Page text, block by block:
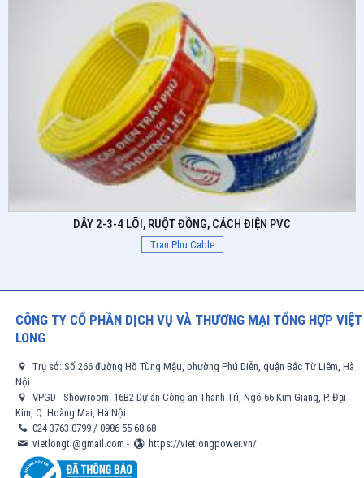
DÂY 2-3-4 LÕI, RUỘT ĐỒNG, CÁCH ĐIỆN PVC
Tran Phu Cable
CÔNG TY CỔ PHẦN DỊCH VỤ VÀ THƯƠNG MẠI TỔNG HỢP VIỆT
LONG
Trụ sở: Số 266 đường Hồ Tùng Mậu, phường Phú Diễn, quận Bắc Từ Liêm, Hà
Nội
VPGD - Showroom: 16B2 Dự án Công an Thanh Trì, Ngõ 66 Kim Giang, P. Đại
Kim, Q. Hoàng Mai, Hà Nội
024 3763 0799/ 0986 55 68 68
vietlongtl@gmail.com - https://vietlongpower.vn/